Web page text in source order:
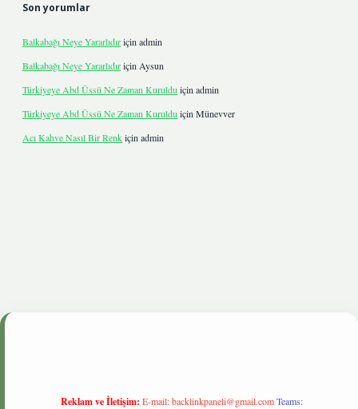
Son yorumlar
Balkabağı Neye Yararlıdıriçin admin
Balkabağı Neye Yararlıdıriçin Aysun
Türkiyeye Abd Üssü Ne Zaman Kuruldu için admin
Türkiyeye Abd Üssü Ne Zaman Kuruldu için Münevver
Acı Kahve Nasıl Bir Renkiçin admin
Reklam ve İletişim: E-mail:backlinkpaneli@gmail.com Teams: